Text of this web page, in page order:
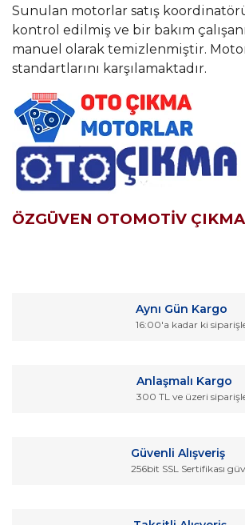
Sunulan motorlar satış
kontrol edilmiş ve bir bakım
manuel olarak temizlenmiştir.
standartlarını karşılamaktadır.
ÖZGÜVEN OTOMOTİV
Görüş ve önerileriniz için teşekkür ederiz.
Ürün bilgilerinde hatalar bulunuyor.
Aynı Gün Kargo
16:00'a kadar ki
Anlaşmalı Kargo
300 TL ve üzeri
Güvenli Alışveriş
256bit SSL Sertifikası